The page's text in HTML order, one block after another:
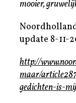
mooier,
update 8-11-
http://
maar/
gedichten-is-